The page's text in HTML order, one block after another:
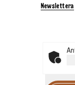
Newslettera